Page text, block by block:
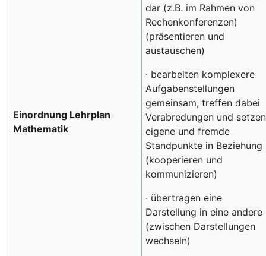
Einordnung Lehrplan
Mathematik
dar (z.B. im Rahmen von
Rechenkonferenzen)
(präsentieren und
austauschen)
· bearbeiten komplexere
Aufgabenstellungen
gemeinsam, treffen dabei
Verabredungen und setzen
eigene und fremde
Standpunkte in Beziehung
(kooperieren und
kommunizieren)
· übertragen eine
Darstellung in eine andere
(zwischen Darstellungen
wechseln)